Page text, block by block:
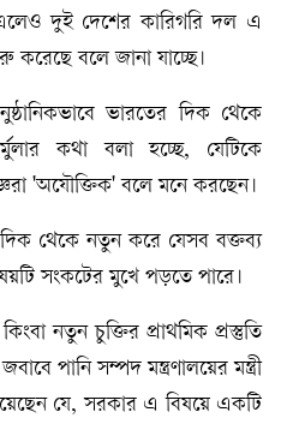
দুই দেশের কারিগরি দল এ
করেছে বলে জানা যাচ্ছে।
ভারতের দিক থেকে
কথা বলা হচ্ছে, যেটিকে
'অযৌক্তিক' বলে মনে করছেন।
থেকে নতুন করে যেসব বক্তব্য
সংকটের মুখে পড়তে পারে।
নতুন চুক্তির প্রাথমিক প্রস্তুতি
পানি সম্পদ মন্ত্রণালয়ের মন্ত্রী
যে, সরকার এ বিষয়ে একটি